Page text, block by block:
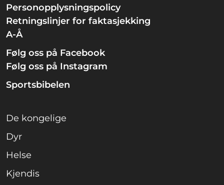
Personopplysningspolicy
Retningslinjer for faktasjekking
A-Å
Følg oss på Facebook
Følg oss på Instagram
Sportsbibelen
De kongelige
Dyr
Helse
Kjendis